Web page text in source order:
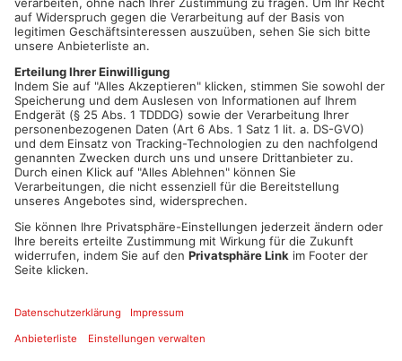
Kabarett-Veranstaltungen üblich, Verpflegung mit Speis &
Trank geben. Die gesamten Einnahmen gehen auf das Konto
des Fördervereins für den Turnhallenbau.
Zum Programm:
Vernünftiges Trinken will gelernt sein: Kakao ist Koks für
Kinder. Tee macht fahruntüchtig ab 0,8 Kamille. Für eine gute
Tasse Kaffee braucht man 140 Liter Wasser. Auch Öle, Gase
und Erze werden aus diesem Planeten gepresst wie der Saft
aus einer überreifen Orange! Man fragt sich wirklich: Droht die
Welt am eigenen Durst zu ertrinken?
Der eigentliche Skandal ist jedoch, was den Menschen im
Lande des Reinheitsgebotes als trinkbar vorgesetzt wird: In
einem Fruchtsaftgetränk können gerade mal 6 % Frucht
enthalten sein. Der Rest sind Zucker, Farbstoffe, Aromastoffe
… Wenn Sie ein „Shampoo Kiwi-Mango“ kaufen, haben Sie mehr
Obst im Korb.
Krankenhäuser, da schwankt die Chefarztvisite als Polonaise
ins Zimmer. Sogar im Flugzeug kann man nicht mehr sicher
sein: Wer hat mehr getankt, die Maschine oder der Pilot?